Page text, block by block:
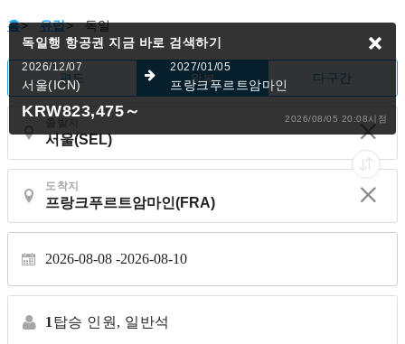
홈> 유럽> 독일
편도 왕복 다구간
도착지
2026-08-08 2026-08-10
1 탑승 인원, 일반석
독일행 항공권 지금 바로 검색하기
2026/12/07
서울(ICN)
2027/01/05
프랑크푸르트암마인
KRW823,475～ 2026/08/05 20:08시점